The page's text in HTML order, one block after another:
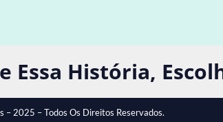
Essa História,
– 2025 – Todos Os Direitos Reservados.